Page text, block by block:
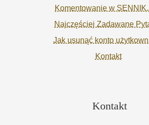
Komentowanie w
Najczęściej Zadawane
Jak usunąć konto
Kontakt
Kontakt